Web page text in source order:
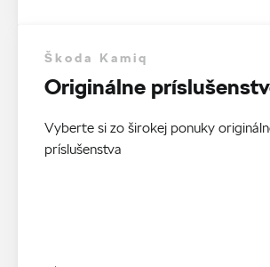
Škoda Kamiq
Originálne
Vyberte si zo širokej ponuky
príslušenstva